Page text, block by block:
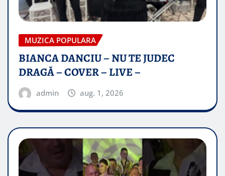
MUZICA POPULARA
BIANCA DANCIU – NU TE JUDEC
DRAGĂ – COVER – LIVE –
admin aug. 1, 2026